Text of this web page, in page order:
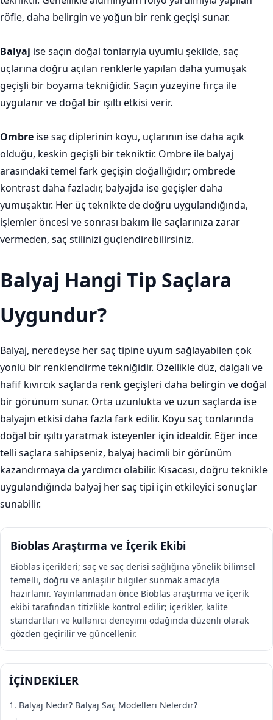
İÇİNDEKİLER
1. Balyaj Nedir? Balyaj Saç Modelleri Nelerdir?
röfle, daha belirgin ve yoğun bir renk geçişi sunar.
Balyaj ise saçın doğal tonlarıyla uyumlu şekilde, saç
uçlarına doğru açılan renklerle yapılan daha yumuşak
geçişli bir boyama tekniğidir. Saçın yüzeyine fırça ile
uygulanır ve doğal bir ışıltı etkisi verir.
Ombre ise saç diplerinin koyu, uçlarının ise daha açık
olduğu, keskin geçişli bir tekniktir. Ombre ile balyaj
arasındaki temel fark geçişin doğallığıdır; ombrede
kontrast daha fazladır, balyajda ise geçişler daha
yumuşaktır. Her üç teknikte de doğru uygulandığında,
işlemler öncesi ve sonrası bakım ile saçlarınıza zarar
vermeden, saç stilinizi güçlendirebilirsiniz.
Balyaj Hangi Tip Saçlara
Uygundur?
Balyaj, neredeyse her saç tipine uyum sağlayabilen çok
yönlü bir renklendirme tekniğidir. Özellikle düz, dalgalı ve
hafif kıvırcık saçlarda renk geçişleri daha belirgin ve doğal
bir görünüm sunar. Orta uzunlukta ve uzun saçlarda ise
balyajın etkisi daha fazla fark edilir. Koyu saç tonlarında
doğal bir ışıltı yaratmak isteyenler için idealdir. Eğer ince
telli saçlara sahipseniz, balyaj hacimli bir görünüm
kazandırmaya da yardımcı olabilir. Kısacası, doğru teknikle
uygulandığında balyaj her saç tipi için etkileyici sonuçlar
sunabilir.
Bioblas Araştırma ve İçerik Ekibi
Bioblas içerikleri; saç ve saç derisi sağlığına yönelik bilimsel
temelli, doğru ve anlaşılır bilgiler sunmak amacıyla
hazırlanır. Yayınlanmadan önce Bioblas araştırma ve içerik
ekibi tarafından titizlikle kontrol edilir; içerikler, kalite
standartları ve kullanıcı deneyimi odağında düzenli olarak
gözden geçirilir ve güncellenir.